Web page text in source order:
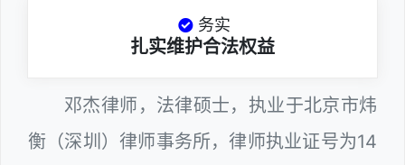
务实
扎实维护合法权益
邓杰律师，法律硕士，执业于北京市炜
衡（深圳）律师事务所，律师执业证号为14